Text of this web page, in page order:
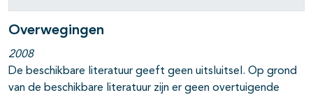
Overwegingen
2008
De beschikbare literatuur geeft geen uitsluitsel. Op grond
van de beschikbare literatuur zijn er geen overtuigende